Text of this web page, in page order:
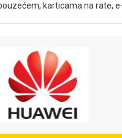
karticama na rate,